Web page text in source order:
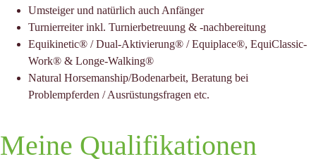
Umsteiger und natürlich auch Anfänger
Turnierreiter inkl. Turnierbetreuung & -nachbereitung
Equikinetic® / Dual-Aktivierung® / Equiplace®, EquiClassic-
Work® & Longe-Walking®
Natural Horsemanship/Bodenarbeit, Beratung bei
Problempferden / Ausrüstungsfragen etc.
Meine Qualifikationen